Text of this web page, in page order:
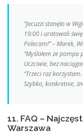
“Jacuzzi stanęło w
19:00 i uratowali
Polecam!” –Marek,
“Myślałem że pompa
Uczciwie, bez
“Trzeci raz
Szybko, konkretnie,
11. FAQ –
Warszawa